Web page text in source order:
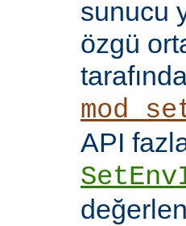
sunucu
özgü
API